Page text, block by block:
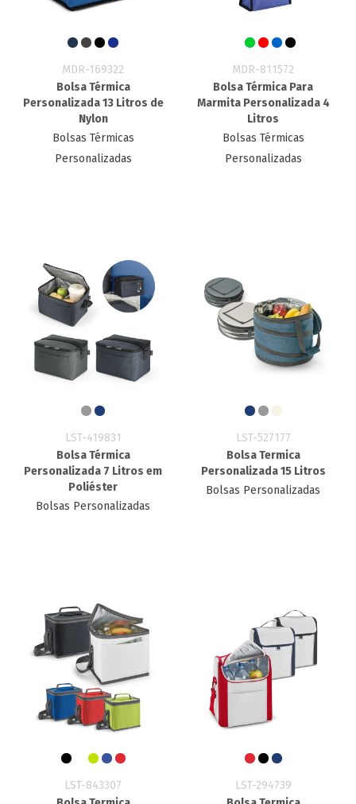
MDR-169322
Bolsa Térmica
Personalizada 13 Litros de
Nylon
Bolsas Térmicas
Personalizadas
MDR-811572
Bolsa Térmica Para
Marmita Personalizada 4
Litros
Bolsas Térmicas
Personalizadas
LST-419831
Bolsa Térmica
Personalizada 7 Litros em
Poliéster
Bolsas Personalizadas
LST-527177
Bolsa Termica
Personalizada 15 Litros
Bolsas Personalizadas
LST-843307
LST-294739